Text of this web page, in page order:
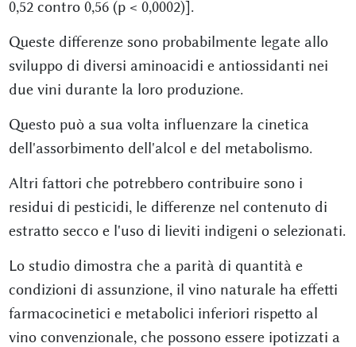
0,52 contro 0,56 (p < 0,0002)].
Queste differenze sono probabilmente legate allo
sviluppo di diversi aminoacidi e antiossidanti nei
due vini durante la loro produzione.
Questo può a sua volta influenzare la cinetica
dell'assorbimento dell'alcol e del metabolismo.
Altri fattori che potrebbero contribuire sono i
residui di pesticidi, le differenze nel contenuto di
estratto secco e l'uso di lieviti indigeni o selezionati.
Lo studio dimostra che a parità di quantità e
condizioni di assunzione, il vino naturale ha effetti
farmacocinetici e metabolici inferiori rispetto al
vino convenzionale, che possono essere ipotizzati a